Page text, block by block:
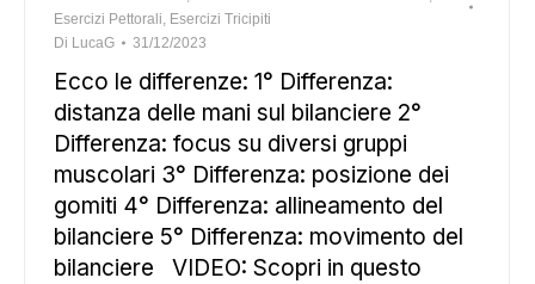
Esercizi Pettorali, Esercizi Tricipiti
Di LucaG 31/12/2023
Ecco le differenze: 1° Differenza:
distanza delle mani sul bilanciere 2°
Differenza: focus su diversi gruppi
muscolari 3° Differenza: posizione dei
gomiti 4° Differenza: allineamento del
bilanciere 5° Differenza: movimento del
bilanciere VIDEO: Scopri in questo